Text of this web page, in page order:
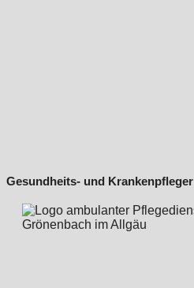
Gesundheits- und Krankenpfleger